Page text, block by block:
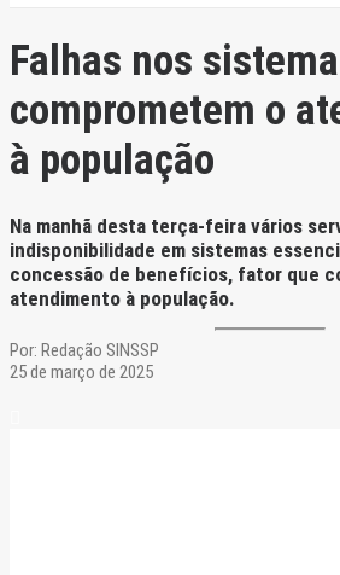
Falhas nos
comprometem o
à população
Na manhã desta terça-feira vários
indisponibilidade em sistemas
concessão de benefícios, fator que
atendimento à população.
Por: Redação SINSSP
25 de março de 2025